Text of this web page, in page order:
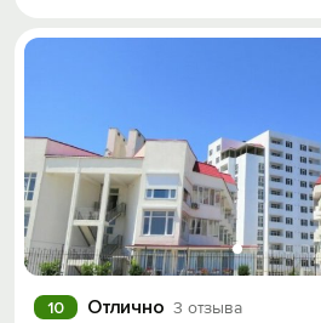
Отлично 3 отзыва
10